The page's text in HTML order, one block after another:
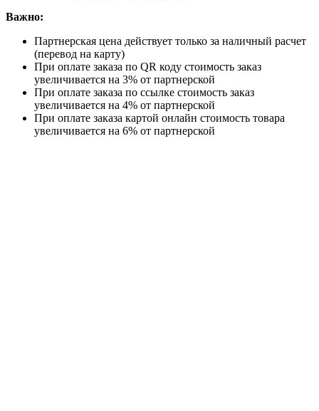
Важно:
Партнерская цена действует только за наличный расчет
(перевод на карту)
При оплате заказа по QR коду стоимость заказ
увеличивается на 3% от партнерской
При оплате заказа по ссылке стоимость заказ
увеличивается на 4% от партнерской
При оплате заказа картой онлайн стоимость товара
увеличивается на 6% от партнерской